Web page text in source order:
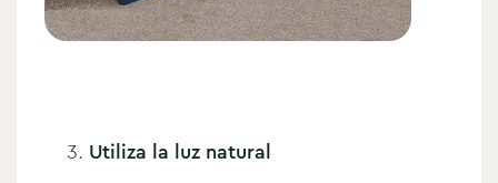
Utiliza la luz natural